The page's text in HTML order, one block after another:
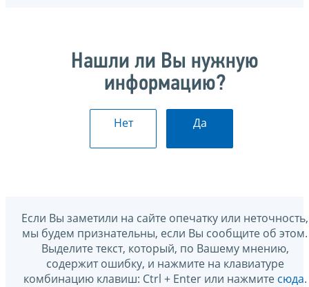
Нашли ли Вы нужную
информацию?
Нет Да
Если Вы заметили на сайте опечатку или неточность,
мы будем признательны, если Вы сообщите об этом.
Выделите текст, который, по Вашему мнению,
содержит ошибку, и нажмите на клавиатуре
комбинацию клавиш: Ctrl + Enter или нажмите сюда.